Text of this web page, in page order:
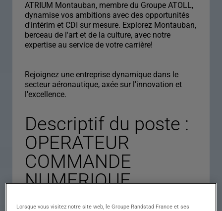
ATRIUM Montauban, membre du Groupe ATOLL,
dynamise vos ambitions avec des opportunités
d'intérim et CDI sur mesure. Explorez Montauban,
berceau de l'art et de la culture, avec notre
expertise au service de votre carrière!
Rejoignez une entreprise dynamique dans le
secteur aéronautique, axée sur l'innovation et
l'excellence.
Descriptif du poste :
OPERATEUR
COMMANDE
NUMERIQUE
Lorsque vous visitez notre site web, le Groupe Randstad France et ses